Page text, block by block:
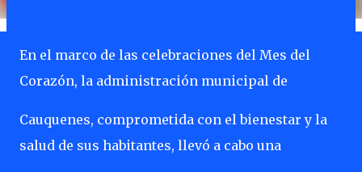
En el marco de las celebraciones del Mes del
Corazón, la administración municipal de
Cauquenes, comprometida con el bienestar y la
salud de sus habitantes, llevó a cabo una